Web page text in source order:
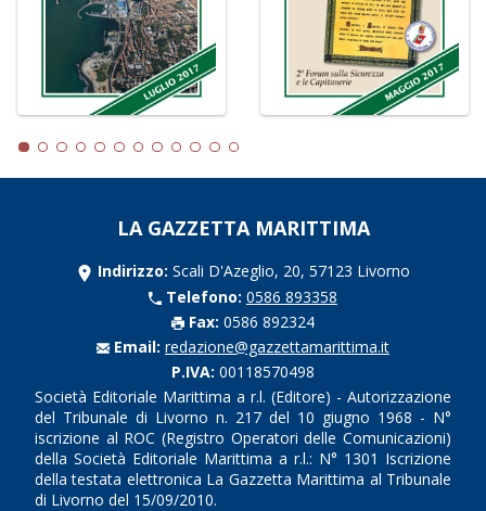
LA GAZZETTA MARITTIMA
Indirizzo: Scali D'Azeglio, 20, 57123 Livorno
Telefono: 0586 893358
Fax: 0586 892324
Email: redazione@gazzettamarittima.it
P.IVA: 00118570498
Società Editoriale Marittima a r.l. (Editore) - Autorizzazione
del Tribunale di Livorno n. 217 del 10 giugno 1968 - N°
iscrizione al ROC (Registro Operatori delle Comunicazioni)
della Società Editoriale Marittima a r.l.: N° 1301 Iscrizione
della testata elettronica La Gazzetta Marittima al Tribunale
di Livorno del 15/09/2010.